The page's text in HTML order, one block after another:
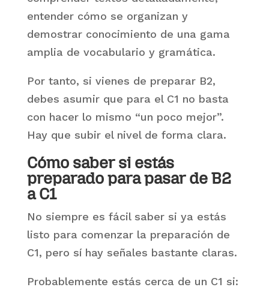
entender cómo se organizan y
demostrar conocimiento de una gama
amplia de vocabulario y gramática.
Por tanto, si vienes de preparar B2,
debes asumir que para el C1 no basta
con hacer lo mismo “un poco mejor”.
Hay que subir el nivel de forma clara.
Cómo saber si estás
preparado para pasar de B2
a C1
No siempre es fácil saber si ya estás
listo para comenzar la preparación de
C1, pero sí hay señales bastante claras.
Probablemente estás cerca de un C1 si: